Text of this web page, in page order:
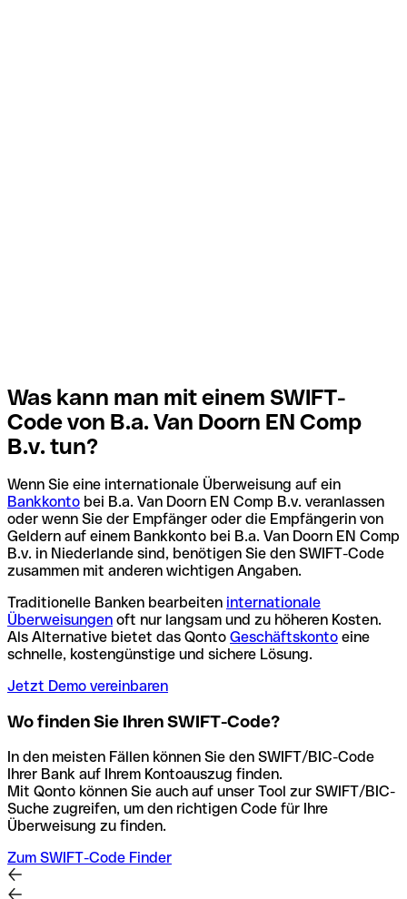
Was kann man mit einem SWIFT-
Code von B.a. Van Doorn EN Comp
B.v. tun?
Wenn Sie eine internationale Überweisung auf ein
Bankkonto bei B.a. Van Doorn EN Comp B.v. veranlassen
oder wenn Sie der Empfänger oder die Empfängerin von
Geldern auf einem Bankkonto bei B.a. Van Doorn EN Comp
B.v. in Niederlande sind, benötigen Sie den SWIFT-Code
zusammen mit anderen wichtigen Angaben.
Traditionelle Banken bearbeiten internationale
Überweisungen oft nur langsam und zu höheren Kosten.
Als Alternative bietet das Qonto Geschäftskonto eine
schnelle, kostengünstige und sichere Lösung.
Jetzt Demo vereinbaren
Wo finden Sie Ihren SWIFT-Code?
In den meisten Fällen können Sie den SWIFT/BIC-Code
Ihrer Bank auf Ihrem Kontoauszug finden.
Mit Qonto können Sie auch auf unser Tool zur SWIFT/BIC-
Suche zugreifen, um den richtigen Code für Ihre
Überweisung zu finden.
Zum SWIFT-Code Finder